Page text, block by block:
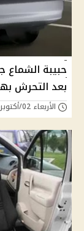
حبيبة الشماع
بعد التحرش
الأربعاء 02/أكتوبر/2024 - 09:56 م